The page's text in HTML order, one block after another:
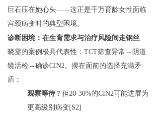
巨石压在她心头——这正是千万育龄女性面临
宫颈病变时的典型困境。
诊断困境：在生育需求与治疗风险间走钢丝
晓雯的案例极具代表性：TCT筛查异常→阴道
镜活检→确诊CIN2。摆在面前的选择充满矛
盾：
观察等待 ？但20-30%的CIN2可能进展为
更高级别病变[S2]